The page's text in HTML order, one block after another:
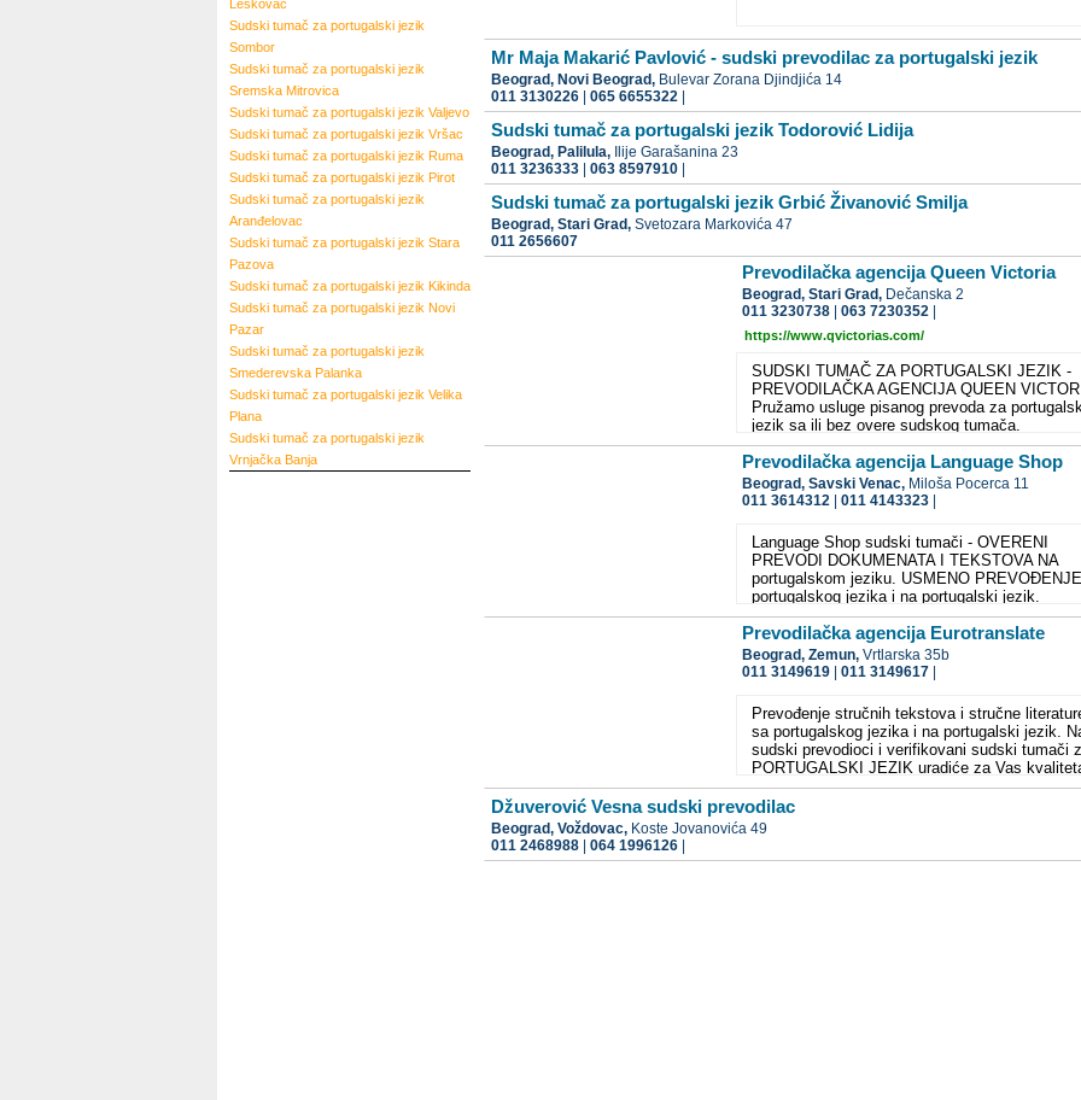
Mr Maja Makarić Pavlović - sudski prevodilac za portugalski jezik
Beograd, Novi Beograd, Bulevar Zorana Djindjića 14
011 3130226 |065 6655322
Sudski tumač za portugalski jezik Todorović Lidija
Beograd, Palilula,
Ilije Garašanina 23
011 3236333 |063 8597910
Sudski tumač za portugalski jezik Grbić Živanović Smilja
Beograd,Stari Grad,Svetozara Markovića 47
011 2656607
Prevodilačka agencija Queen Victoria
Beograd,Stari Grad, Dečanska 2
011 3230738 |063 7230352
https://www.qvictorias.com/
SUDSKI TUMAČ ZA PORTUGALSKI JEZIK -
PREVODILAČKA AGENCIJA QUEEN
Pružamo usluge pisanog prevoda za
jezik sa ili bez overe sudskog tumača.
Prevodilačka agencija Language Shop
Beograd,Savski Venac, Miloša Pocerca 11
011 3614312 |011 4143323
Language Shop sudski tumači - OVERENI
PREVODI DOKUMENATA I TEKSTOVA NA
portugalskom jeziku. USMENO
portugalskog jezika i na portugalski jezik.
Prevodilačka agencija Eurotranslate
Beograd,Zemun,Vrtlarska 35b
011 3149619 |011 3149617
Prevođenje stručnih tekstova i stručne
sa portugalskog jezika i na portugalski jezik.
sudski prevodioci i verifikovani sudski tumači
PORTUGALSKI JEZIK uradiće za Vas
prevod tekstova, dokumenata i drugih
portugalskom Jeziku.
Džuverović Vesna sudski prevodilac
Beograd,Voždovac, Koste Jovanovića 49
011 2468988 |064 1996126
Leskovac
Sudski tumač za portugalski jezik
Sombor
Sudski tumač za portugalski jezik
Sremska Mitrovica
Sudski tumač za portugalski jezik Valjevo
Sudski tumač za portugalski jezik Vršac
Sudski tumač za portugalski jezik Ruma
Sudski tumač za portugalski jezik Pirot
Sudski tumač za portugalski jezik
Aranđelovac
Sudski tumač za portugalski jezik Stara
Pazova
Sudski tumač za portugalski jezik Kikinda
Sudski tumač za portugalski jezik Novi
Pazar
Sudski tumač za portugalski jezik
Smederevska Palanka
Sudski tumač za portugalski jezik Velika
Plana
Sudski tumač za portugalski jezik
Vrnjačka Banja